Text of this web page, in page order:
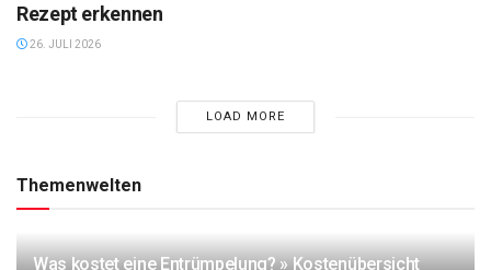
Rezept erkennen
26. JULI 2026
LOAD MORE
Themenwelten
Was kostet eine Entrümpelung? » Kostenübersicht